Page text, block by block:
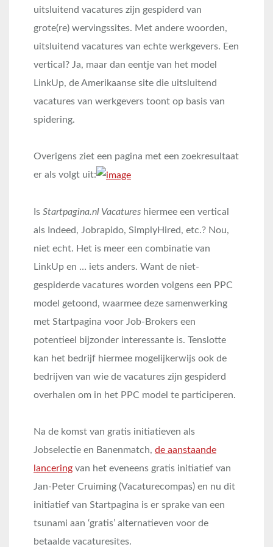
uitsluitend vacatures zijn gespiderd van
grote(re) wervingssites. Met andere woorden,
uitsluitend vacatures van echte werkgevers. Een
vertical? Ja, maar dan eentje van het model
LinkUp, de Amerikaanse site die uitsluitend
vacatures van werkgevers toont op basis van
spidering.
Overigens ziet een pagina met een zoekresultaat
er als volgt uit:
Is Startpagina.nl Vacatures hiermee een vertical
als Indeed, Jobrapido, SimplyHired, etc.? Nou,
niet echt. Het is meer een combinatie van
LinkUp en … iets anders. Want de niet-
gespiderde vacatures worden volgens een PPC
model getoond, waarmee deze samenwerking
met Startpagina voor Job-Brokers een
potentieel bijzonder interessante is. Tenslotte
kan het bedrijf hiermee mogelijkerwijs ook de
bedrijven van wie de vacatures zijn gespiderd
overhalen om in het PPC model te participeren.
Na de komst van gratis initiatieven als
Jobselectie en Banenmatch, de aanstaande
lancering van het eveneens gratis initiatief van
Jan-Peter Cruiming (Vacaturecompas) en nu dit
initiatief van Startpagina is er sprake van een
tsunami aan ‘gratis’ alternatieven voor de
betaalde vacaturesites.